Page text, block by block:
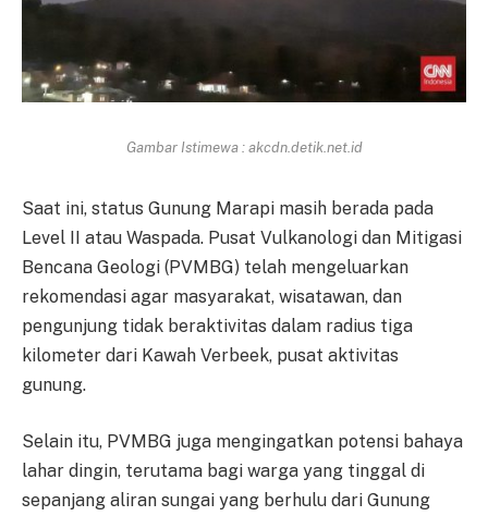
Gambar Istimewa : akcdn.detik.net.id
Saat ini, status Gunung Marapi masih berada pada
Level II atau Waspada. Pusat Vulkanologi dan Mitigasi
Bencana Geologi (PVMBG) telah mengeluarkan
rekomendasi agar masyarakat, wisatawan, dan
pengunjung tidak beraktivitas dalam radius tiga
kilometer dari Kawah Verbeek, pusat aktivitas
gunung.
Selain itu, PVMBG juga mengingatkan potensi bahaya
lahar dingin, terutama bagi warga yang tinggal di
sepanjang aliran sungai yang berhulu dari Gunung